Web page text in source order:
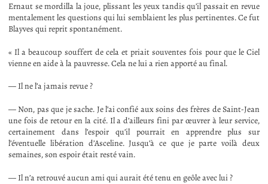
Ernaut se mordilla la joue, plissant les yeux tandis qu’il passait en revue
mentalement les questions qui lui semblaient les plus pertinentes. Ce fut
Blayves qui reprit spontanément.
« Il a beaucoup souffert de cela et priait souventes fois pour que le Ciel
vienne en aide à la pauvresse. Cela ne lui a rien apporté au final.
— Il ne l’a jamais revue ?
— Non, pas que je sache. Je l’ai confié aux soins des frères de Saint-Jean
une fois de retour en la cité. Il a d’ailleurs fini par œuvrer à leur service,
certainement dans l’espoir qu’il pourrait en apprendre plus sur
l’éventuelle libération d’Asceline. Jusqu’à ce que je parte voilà deux
semaines, son espoir était resté vain.
— Il n’a retrouvé aucun ami qui aurait été tenu en geôle avec lui ?